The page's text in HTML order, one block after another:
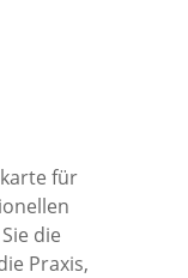
für
die
Praxis,